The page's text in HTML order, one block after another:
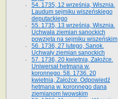
54. 1735, 12 września, Wisznia.
Laudum sejmiku wiszeńskiego
deputackiego
55. 1735, 13 września, Wisznia.
Uchwała ziemian sanockich
powzięta na sejmiku wiszeńskim
56. 1736, 27 lutego, Sanok.
Uchwały ziemian sanockich
57. 1736, 20 kwietnia, Załoźce.
Uniwersał hetmana w.
koronnego. 58. 1736. 20
kwietnia, Załoźce. Odpowiedź
hetmana w. koronnego dana
ziemianom lwowskim